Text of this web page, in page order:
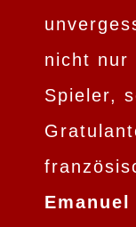
nicht nur
Spieler,
Emanuel